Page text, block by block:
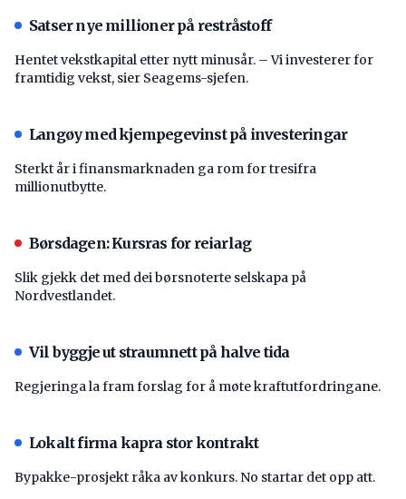
Satser nye millioner på restråstoff
Hentet vekstkapital etter nytt minusår. – Vi investerer for
framtidig vekst, sier Seagems-sjefen.
Langøy med kjempegevinst på investeringar
Sterkt år i finansmarknaden ga rom for tresifra
millionutbytte.
Børsdagen: Kursras for reiarlag
Slik gjekk det med dei børsnoterte selskapa på
Nordvestlandet.
Vil byggje ut straumnett på halve tida
Regjeringa la fram forslag for å møte kraftutfordringane.
Lokalt firma kapra stor kontrakt
Bypakke-prosjekt råka av konkurs. No startar det opp att.